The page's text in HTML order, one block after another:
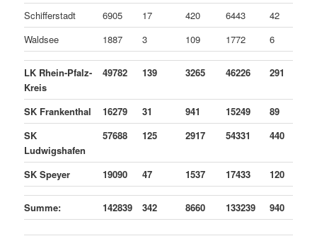
Schifferstadt 6905 17 420 6443
42
Waldsee
1887 3 109 1772 6
LK Rhein-Pfalz-
Kreis
49782 139 3265 46226 291
SK Frankenthal 16279 31 941 15249
89
SK
Ludwigshafen
57688 125 2917 54331 440
SK Speyer 19090 47 1537 17433 120
Summe: 142839 342 8660 133239 940